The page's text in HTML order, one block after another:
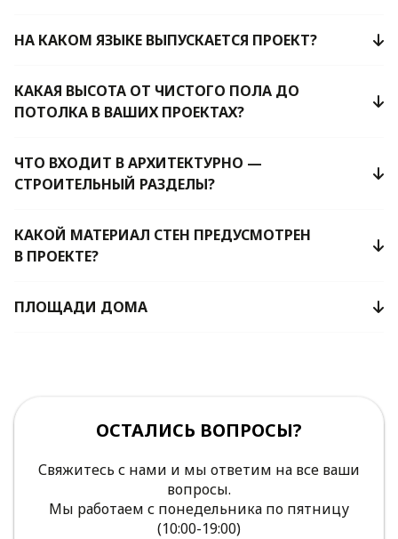
НА КАКОМ ЯЗЫКЕ ВЫПУСКАЕТСЯ ПРОЕКТ?
КАКАЯ ВЫСОТА ОТ ЧИСТОГО ПОЛА ДО
ПОТОЛКА В ВАШИХ ПРОЕКТАХ?
ЧТО ВХОДИТ В АРХИТЕКТУРНО —
СТРОИТЕЛЬНЫЙ РАЗДЕЛЫ?
КАКОЙ МАТЕРИАЛ СТЕН ПРЕДУСМОТРЕН
В ПРОЕКТЕ?
ПЛОЩАДИ ДОМА
ОСТАЛИСЬ ВОПРОСЫ?
Свяжитесь с нами и мы ответим на все ваши
вопросы.
Мы работаем с понедельника по пятницу
(10:00-19:00)